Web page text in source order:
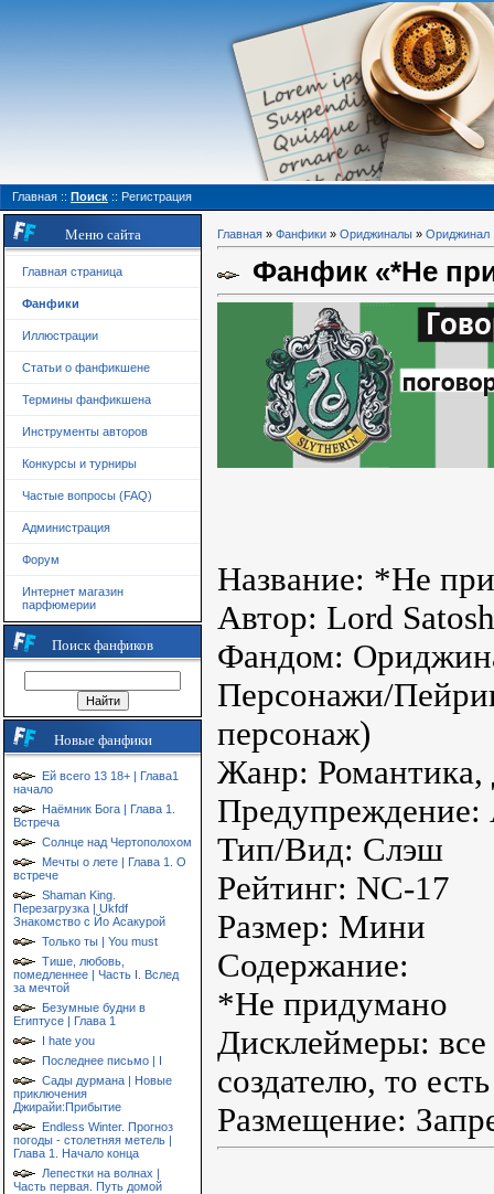
Главная :: Поиск :: Регистрация
Меню сайта
Главная страница
Фанфики
Иллюстрации
Статьи о фанфикшене
Термины фанфикшена
Инструменты авторов
Конкурсы и турниры
Частые вопросы (FAQ)
Администрация
Форум
Интернет магазин
парфюмерии
Поиск фанфиков
Новые фанфики
Ей всего 13 18+ | Глава1
начало
Наёмник Бога | Глава 1.
Встреча
Солнце над Чертополохом
Мечты о лете | Глава 1. О
встрече
Shaman King.
Перезагрузка | Ukfdf
Знакомство с Йо Асакурой
Только ты | You must
Тише, любовь,
помедленнее | Часть I. Вслед
за мечтой
Безумные будни в
Египтусе | Глава 1
I hate you
Последнее письмо | I
Сады дурмана | Новые
приключения
Джирайи:Прибытие
Endless Winter. Прогноз
погоды - столетняя метель |
Глава 1. Начало конца
Лепестки на волнах |
Часть первая. Путь домой
Главная » Фанфики » Ориджиналы » Ориджинал
Фанфик «*Не
Название: *Не
Автор: Lord
Фандом:
Персонажи/
персонаж)
Жанр: Романтика,
Предупреждение:
Тип/Вид: Слэш
Рейтинг: NC-17
Размер: Мини
Содержание:
*Не придумано
Дисклеймеры:
создателю, то
Размещение: